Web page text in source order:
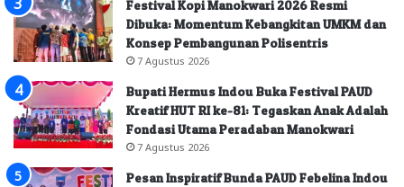
Festival Kopi Manokwari 2026 Resmi
Dibuka: Momentum Kebangkitan UMKM dan
Konsep Pembangunan Polisentris
7 Agustus 2026
Bupati Hermus Indou Buka Festival PAUD
Kreatif HUT RI ke-81: Tegaskan Anak Adalah
Fondasi Utama Peradaban Manokwari
7 Agustus 2026
Pesan Inspiratif Bunda PAUD Febelina Indou